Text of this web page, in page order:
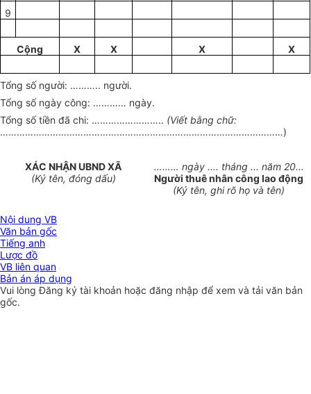
9
Cộng X X X X
Tổng số người: ……….. người.
Tổng số ngày công: ………… ngày.
Tổng số tiền đã chi: …………………….. (Viết bằng chữ:
…………………………………………………………………………………………)
XÁC NHẬN UBND XÃ
(Ký tên, đóng dấu)
……… ngày .... tháng ... năm 20...
Người thuê nhân công lao động
(Ký tên, ghi rõ họ và tên)
Nội dung VB
Văn bản gốc
Tiếng anh
Lược đồ
VB liên quan
Bản án áp dụng
Vui lòngĐăng ký tài khoản hoặc đăng nhập để xem và tải văn bản
gốc.